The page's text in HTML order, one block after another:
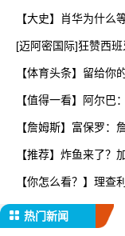
【大史】肖华为什么
[迈阿密国际]狂赞西班
【体育头条】留给你
【值得一看】阿尔巴
【詹姆斯】富保罗：
【推荐】炸鱼来了？
【你怎么看？】理查
热门新闻